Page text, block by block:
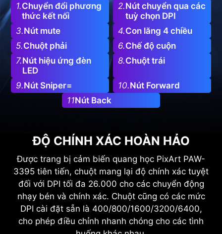
1.Chuyển đổi phương
thức kết nối
2.Nút chuyển qua các
tuỳ chọn DPI
3.Nút mute 4.Con lăng 4 chiều
5.Chuột phải 6.Chế độ cuộn
7.Nút hiệu ứng đèn
LED
8.Chuột trái
9.Nút Sniper= 10.Nút Forward
11Nút Back
ĐỘ CHÍNH XÁC HOÀN HẢO
Được trang bị cảm biến quang học PixArt PAW-
3395 tiên tiến, chuột mang lại độ chính xác tuyệt
đối với DPI tối đa 26.000 cho các chuyển động
nhạy bén và chính xác. Chuột cũng có các mức
DPI cài đặt sẵn là 400/800/1600/3200/6400,
cho phép điều chỉnh nhanh chóng cho các tình